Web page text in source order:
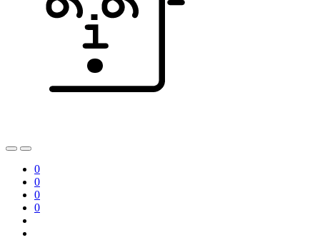
0
0
0
0